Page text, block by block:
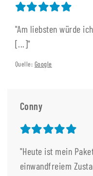
"Am liebsten würde
[...]"
Quelle: Google
Conny
"Heute ist mein
einwandfreiem